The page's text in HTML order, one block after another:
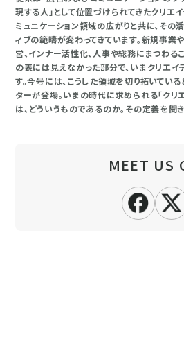
現する人」として位置づけられてきたクリエ
ミュニケーション領域の広がりと共に、その
ィブの範疇が変わってきています。新規事業
営、インナー活性化、人事や総務にまつわる
の表には見えなかった部分で、いまクリエイ
す。今号には、こうした領域を切り拓いてい
ターが登場。いまの時代に求められる「クリ
は、どういうものであるのか。その定義を聞き
MEET US